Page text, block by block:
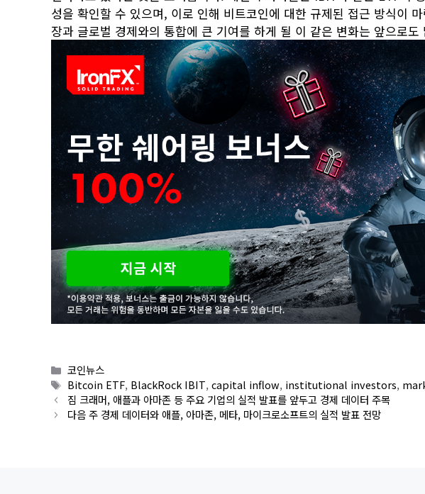
성을 확인할 수 있으며, 이로 인해 비트코인에 대한 규제된 접근 방식이
장과 글로벌 경제와의 통합에 큰 기여를 하게 될 이 같은 변화는 앞으로
Categories
코인뉴스
Tags
Bitcoin ETF, BlackRock IBIT,capital inflow, institutional investors,
짐 크래머, 애플과 아마존 등 주요 기업의 실적 발표를 앞두고 경제 데이터 주목
다음 주 경제 데이터와 애플, 아마존, 메타, 마이크로소프트의 실적 발표 전망